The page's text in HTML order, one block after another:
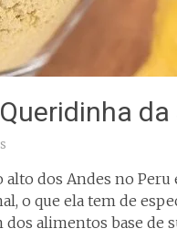
da
alto dos Andes no
o que ela tem de
alimentos base de